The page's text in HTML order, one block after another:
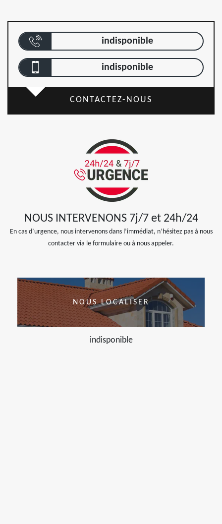
indisponible
indisponible
CONTACTEZ-NOUS
NOUS INTERVENONS 7j/7 et 24h/24
En cas d’urgence, nous intervenons dans l’immédiat, n’hésitez pas à nous
contacter via le formulaire ou à nous appeler.
NOUS LOCALISER
indisponible